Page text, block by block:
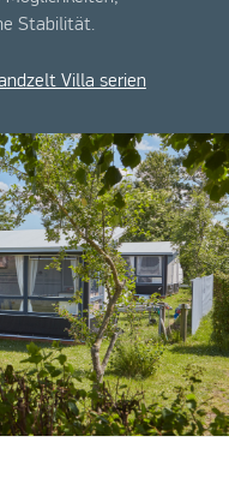
Stabilität.
Villa serien